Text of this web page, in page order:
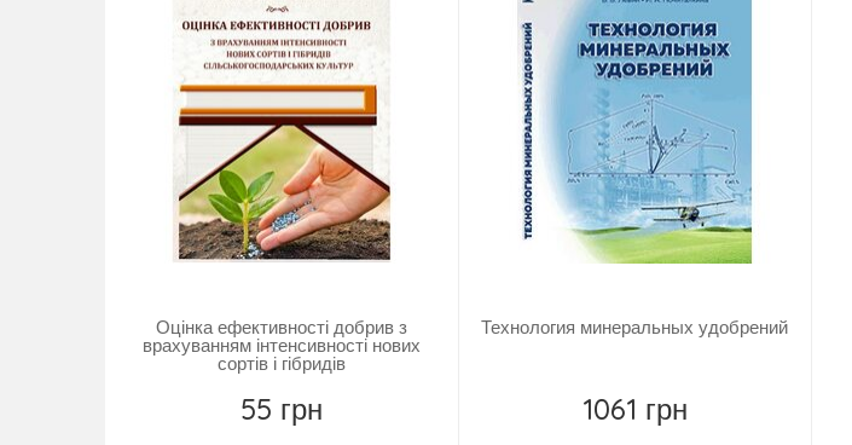
Оцінка ефективності добрив з
врахуванням інтенсивності нових
сортів і гібридів
55 грн
Технология минеральных удобрений
1061 грн